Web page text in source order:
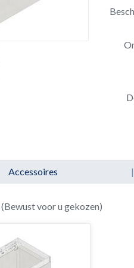
Accessoires |
(Bewust voor u gekozen)